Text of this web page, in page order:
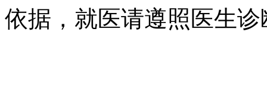
依据，就医请遵照医生诊